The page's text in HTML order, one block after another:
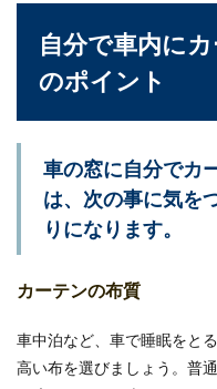
自分で車内に
のポイント
車の窓に自分でカ
は、次の事に気を
りになります。
カーテンの布質
車中泊など、車で睡眠をと
高い布を選びましょう。普